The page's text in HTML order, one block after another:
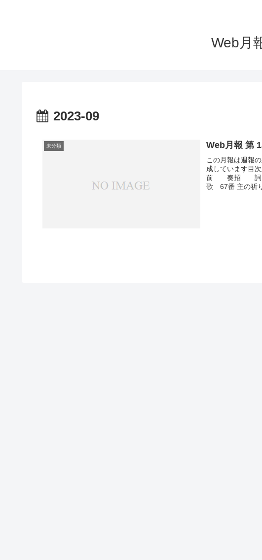
Web月
2023-09
未分類 Web月報 第
この月報は週報
成しています目
前 奏招 詞 マ
歌 67番 主の祈